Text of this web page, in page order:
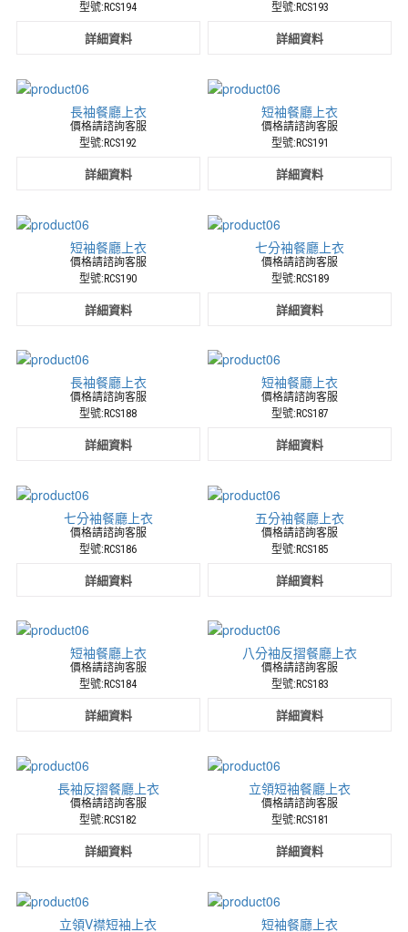
型號:RCS194
詳細資料
型號:RCS193
詳細資料
長袖餐廳上衣
價格請諮詢客服
型號:RCS192
詳細資料
短袖餐廳上衣
價格請諮詢客服
型號:RCS191
詳細資料
短袖餐廳上衣
價格請諮詢客服
型號:RCS190
詳細資料
七分袖餐廳上衣
價格請諮詢客服
型號:RCS189
詳細資料
長袖餐廳上衣
價格請諮詢客服
型號:RCS188
詳細資料
短袖餐廳上衣
價格請諮詢客服
型號:RCS187
詳細資料
七分袖餐廳上衣
價格請諮詢客服
型號:RCS186
詳細資料
五分袖餐廳上衣
價格請諮詢客服
型號:RCS185
詳細資料
短袖餐廳上衣
價格請諮詢客服
型號:RCS184
詳細資料
八分袖反摺餐廳上衣
價格請諮詢客服
型號:RCS183
詳細資料
長袖反摺餐廳上衣
價格請諮詢客服
型號:RCS182
詳細資料
立領短袖餐廳上衣
價格請諮詢客服
型號:RCS181
詳細資料
立領V襟短袖上衣 短袖餐廳上衣